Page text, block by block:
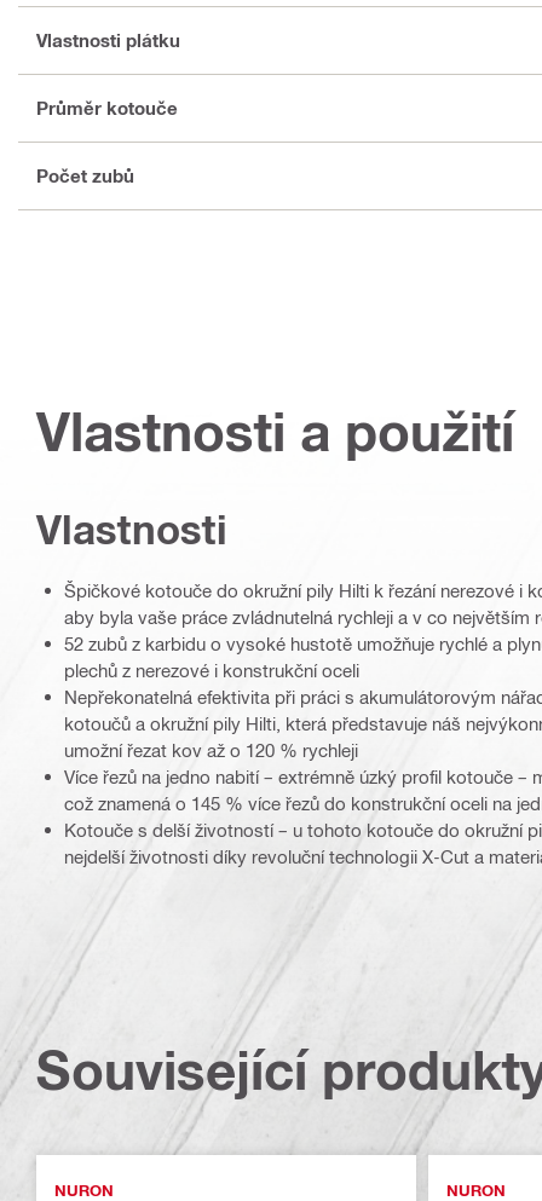
Vlastnosti plátku
Průměr kotouče
Počet zubů
Vlastnosti a použití
Vlastnosti
Špičkové kotouče do okružní pily Hilti k řezání nerezové i
aby byla vaše práce zvládnutelná rychleji a v co největším
52 zubů z karbidu o vysoké hustotě umožňuje rychlé a
plechů z nerezové i konstrukční oceli
Nepřekonatelná efektivita při práci s akumulátorovým
kotoučů a okružní pily Hilti, která představuje náš
umožní řezat kov až o 120 % rychleji
Více řezů na jedno nabití – extrémně úzký profil kotouče –
což znamená o 145 % více řezů do konstrukční oceli na
Kotouče s delší životností – u tohoto kotouče do okružní
nejdelší životnosti díky revoluční technologii X-Cut a
Související
NURON NURON